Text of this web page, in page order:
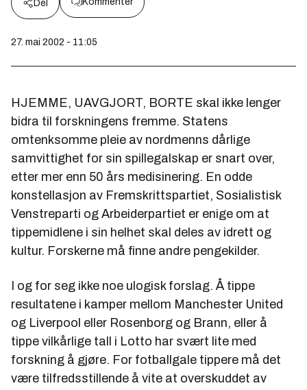
Del
27. mai 2002 - 11:05
HJEMME, UAVGJORT, BORTE skal ikke lenger
bidra til forskningens fremme. Statens
omtenksomme pleie av nordmenns dårlige
samvittighet for sin spillegalskap er snart over,
etter mer enn 50 års medisinering. En odde
konstellasjon av Fremskrittspartiet, Sosialistisk
Venstreparti og Arbeiderpartiet er enige om at
tippemidlene i sin helhet skal deles av idrett og
kultur. Forskerne må finne andre pengekilder.
I og for seg ikke noe ulogisk forslag. Å tippe
resultatene i kamper mellom Manchester United
og Liverpool eller Rosenborg og Brann, eller å
tippe vilkårlige tall i Lotto har svært lite med
forskning å gjøre. For fotballgale tippere må det
være tilfredsstillende å vite at overskuddet av